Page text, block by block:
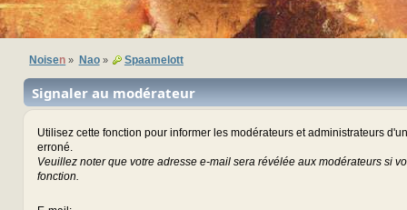
Noisen » Nao» Spaamelott
Signaler au modérateur
Utilisez cette fonction pour informer les modérateurs et administrateurs
erroné.
Veuillez noter que votre adresse e-mail sera révélée aux modérateurs si
fonction.